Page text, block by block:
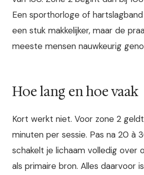
Een sporthorloge of
een stuk makkelijker, maar de
meeste mensen nauwkeurig
Hoe lang en hoe vaak
Kort werkt niet. Voor zone 2
minuten per sessie. Pas na 20 à
schakelt je lichaam volledig over
als primaire bron. Alles daarvoor